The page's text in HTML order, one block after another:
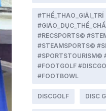
#THỂ_THAO_GIẢI_TRÍ
#RECSPORTS©
#STEAMSPORTS©
#SPORTSTOURISM©
#FOOTGOLF
#FOOTBOWL
DISCGOLF DISC